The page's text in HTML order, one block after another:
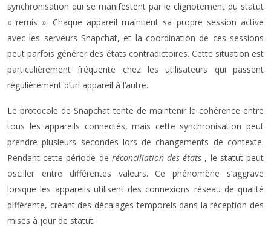
synchronisation qui se manifestent par le clignotement du statut
« remis ». Chaque appareil maintient sa propre session active
avec les serveurs Snapchat, et la coordination de ces sessions
peut parfois générer des états contradictoires. Cette situation est
particulièrement fréquente chez les utilisateurs qui passent
régulièrement d’un appareil à l’autre.
Le protocole de Snapchat tente de maintenir la cohérence entre
tous les appareils connectés, mais cette synchronisation peut
prendre plusieurs secondes lors de changements de contexte.
Pendant cette période de réconciliation des états , le statut peut
osciller entre différentes valeurs. Ce phénomène s’aggrave
lorsque les appareils utilisent des connexions réseau de qualité
différente, créant des décalages temporels dans la réception des
mises à jour de statut.